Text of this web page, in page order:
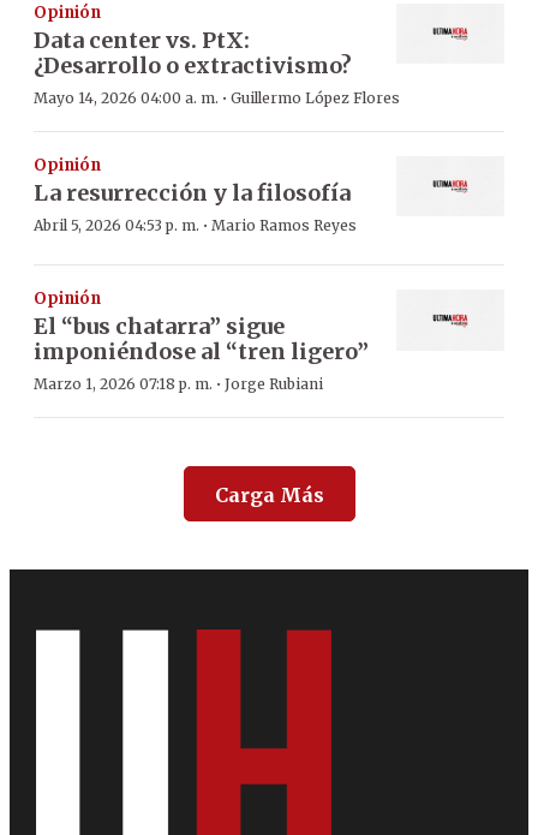
Opinión
Data center vs. PtX:
¿Desarrollo o extractivismo?
Mayo 14, 2026 04:00 a. m. · Guillermo López Flores
Opinión
La resurrección y la filosofía
Abril 5, 2026 04:53 p. m. · Mario Ramos Reyes
Opinión
El “bus chatarra” sigue
imponiéndose al “tren ligero”
Marzo 1, 2026 07:18 p. m. · Jorge Rubiani
Carga Más